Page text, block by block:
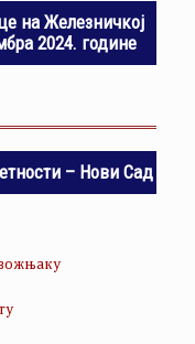
на Железничкој
2024. године
– Нови Сад